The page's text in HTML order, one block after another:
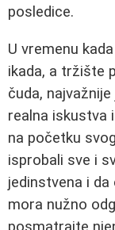
posledice.
U vremenu
ikada, a tržište
čuda,
realna iskustva
na početku
isprobali sve i
jedinstvena i
mora nužno